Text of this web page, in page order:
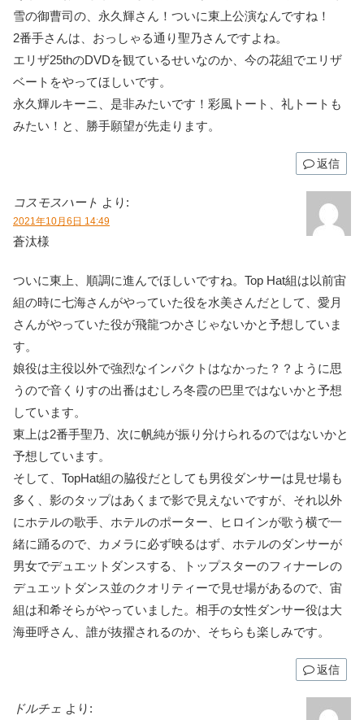
雪の御曹司の、永久輝さん！ついに東上公演なんですね！
2番手さんは、おっしゃる通り聖乃さんですよね。
エリザ25thのDVDを観ているせいなのか、今の花組でエリザ
ベートをやってほしいです。
永久輝ルキーニ、是非みたいです！彩風トート、礼トートも
みたい！と、勝手願望が先走ります。
返信
コスモスハート より:
2021年10月6日 14:49
蒼汰様
ついに東上、順調に進んでほしいですね。Top Hat組は以前宙
組の時に七海さんがやっていた役を水美さんだとして、愛月
さんがやっていた役が飛龍つかさじゃないかと予想していま
す。
娘役は主役以外で強烈なインパクトはなかった？？ように思
うので音くりすの出番はむしろ冬霞の巴里ではないかと予想
しています。
東上は2番手聖乃、次に帆純が振り分けられるのではないかと
予想しています。
そして、TopHat組の脇役だとしても男役ダンサーは見せ場も
多く、影のタップはあくまで影で見えないですが、それ以外
にホテルの歌手、ホテルのポーター、ヒロインが歌う横で一
緒に踊るので、カメラに必ず映るはず、ホテルのダンサーが
男女でデュエットダンスする、トップスターのフィナーレの
デュエットダンス並のクオリティーで見せ場があるので、宙
組は和希そらがやっていました。相手の女性ダンサー役は大
海亜呼さん、誰が抜擢されるのか、そちらも楽しみです。
返信
ドルチェ より: